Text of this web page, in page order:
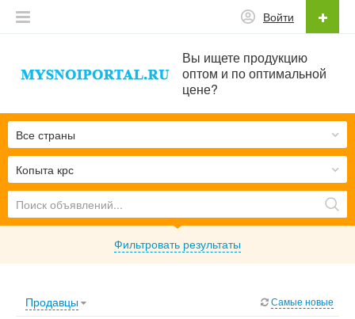
Вы ищете продукцию
оптом и по оптимальной
цене?
Войти
Копыта крс
Все страны
Фильтровать результаты
Продавцы Самые новые